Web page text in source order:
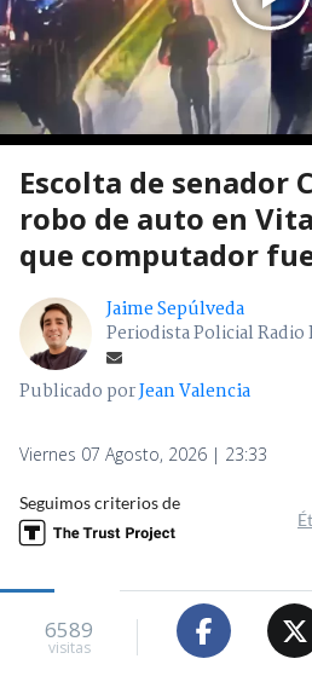
Escolta de senador
robo de auto en
que computador
Jaime Sepúlveda
Periodista Policial
Publicado porJean Valencia
Viernes 07 Agosto, 2026 | 23:33
Seguimos criterios de
6589
visitas